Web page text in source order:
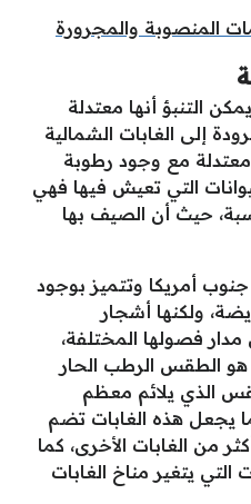
المنصوبة والمجرورة
التنبؤ أنها معتدلة
إلى الغابات الشمالية
معتدلة مع وجود رطوبة
التي تعيش فيها فهي
حيث أن الصيف بها
جنوب أمريكا وتتميز بوجود
ولكنها أشجار
فصولها المختلفة،
الطقس الرطب الحار
الذي يلائم معظم
يجعل هذه الغابات تضم
من الغابات الأخرى، كما
التي يتغير مناخ الغابات